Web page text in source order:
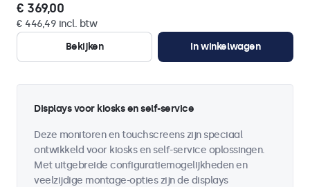
€ 369,00
€ 446,49 incl. btw
Bekijken
In winkelwagen
Displays voor kiosks en self-service
Deze monitoren en touchscreens zijn speciaal
ontwikkeld voor kiosks en self-service oplossingen.
Met uitgebreide configuratiemogelijkheden en
veelzijdige montage-opties zijn de displays